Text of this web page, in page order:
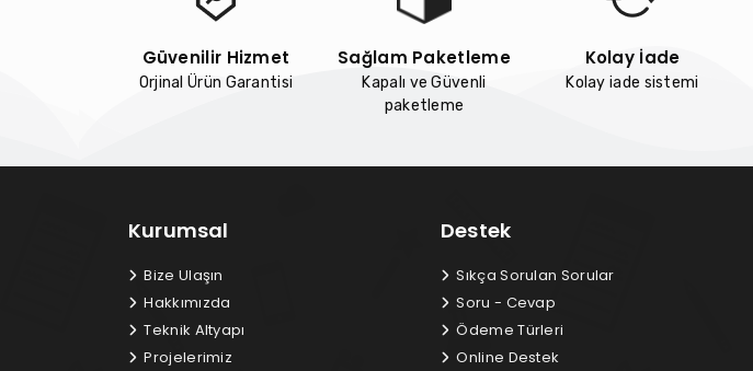
Güvenilir Hizmet
Orjinal Ürün Garantisi
Sağlam Paketleme
Kapalı ve Güvenli
paketleme
Kolay İade
Kolay iade sistemi
Kurumsal
Bize Ulaşın
Hakkımızda
Teknik Altyapı
Projelerimiz
Destek
Sıkça Sorulan Sorular
Soru - Cevap
Ödeme Türleri
Online Destek